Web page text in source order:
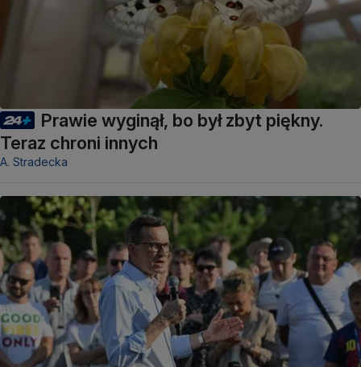
Prawie wyginął, bo był zbyt piękny.
Teraz chroni innych
A. Stradecka